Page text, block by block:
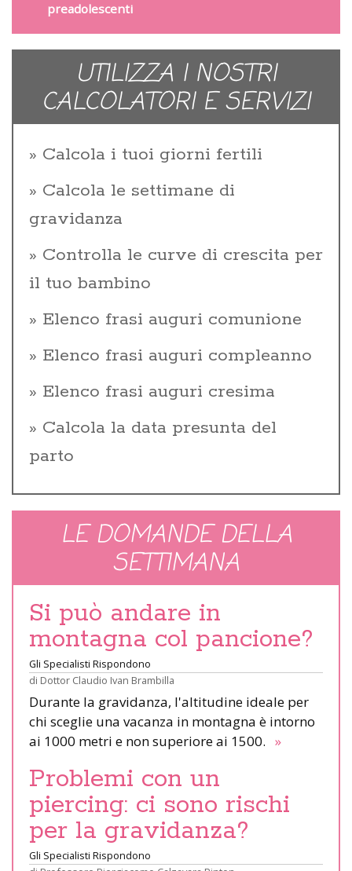
preadolescenti
UTILIZZA I NOSTRI
CALCOLATORI E SERVIZI
Calcola i tuoi giorni fertili
Calcola le settimane di
gravidanza
Controlla le curve di crescita per
il tuo bambino
Elenco frasi auguri comunione
Elenco frasi auguri compleanno
Elenco frasi auguri cresima
Calcola la data presunta del
parto
LE DOMANDE DELLA
SETTIMANA
Si può andare in
montagna col pancione?
Gli Specialisti Rispondono
di Dottor Claudio Ivan Brambilla
Durante la gravidanza, l'altitudine ideale per
chi sceglie una vacanza in montagna è intorno
ai 1000 metri e non superiore ai 1500. »
Problemi con un
piercing: ci sono rischi
per la gravidanza?
Gli Specialisti Rispondono